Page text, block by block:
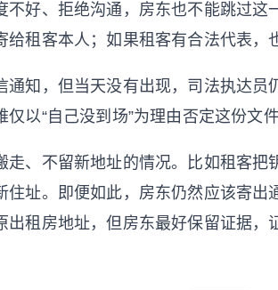
不好、拒绝沟通，房东也不能跳过
给租客本人；如果租客有合法代表，
通知，但当天没有出现，司法执达员
以“自己没到场”为理由否定这份文件
走、不留新地址的情况。比如租客把
住址。即便如此，房东仍然应该寄出
出租房地址，但房东最好保留证据，